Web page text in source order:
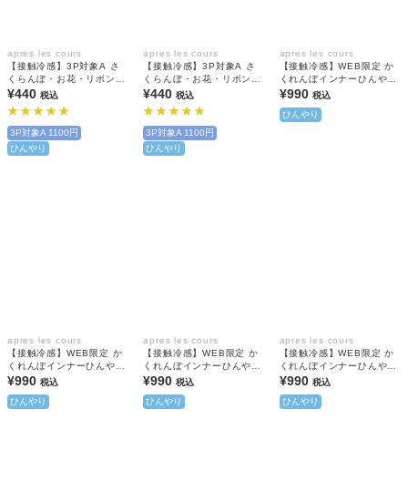
apres les cours
【接触冷感】3P対象A さ
くらんぼ・お花・リボンひ
んやりクルーソックス
¥440 税込
3P対象A 1100円
ひんやり
apres les cours
【接触冷感】3P対象A さ
くらんぼ・お花・リボンひ
んやりクルーソックス
¥440税込
3P対象A 1100円
ひんやり
apres les cours
【接触冷感】WEB限定 か
くれんぼインナーひんやり
天竺 タンクトップ
¥990 税込
ひんやり
apres les cours
【接触冷感】WEB限定 か
くれんぼインナーひんやり
天竺 タンクトップ
¥990 税込
ひんやり
apres les cours
【接触冷感】WEB限定 か
くれんぼインナーひんやり
天竺 タンクトップ
¥990税込
ひんやり
apres les cours
【接触冷感】WEB限定 か
くれんぼインナーひんやり
天竺 タンクトップ
¥990 税込
ひんやり